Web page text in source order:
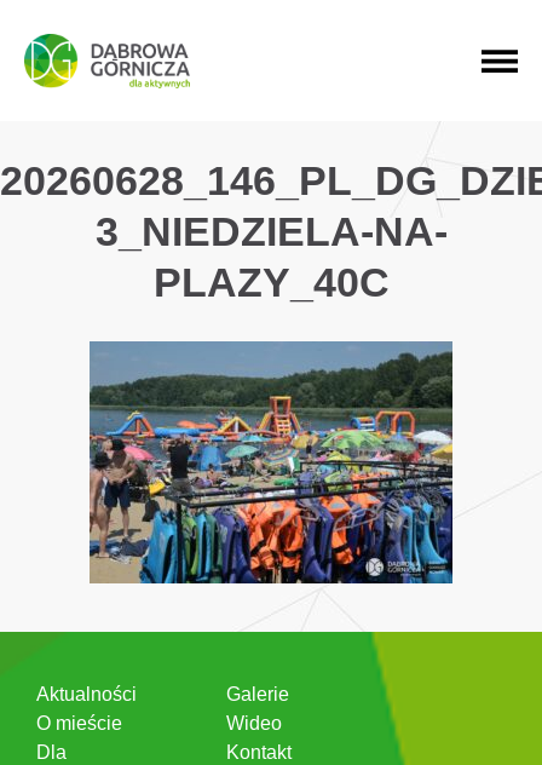
PRZEJDŹ DO MENU GŁÓWNEGO
PRZEJDŹ DO WYSZUKIWARKI
PRZEJDŹ DO TREŚCI
3_NIEDZIELA-NA-
PLAZY_40C
Aktualności
O mieście
Dla
Galerie
Wideo
Kontakt